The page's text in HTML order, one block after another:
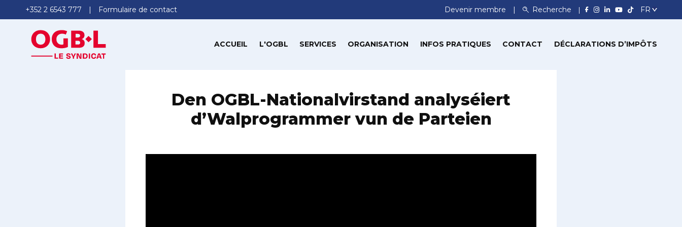
+352 2 6543 777 Formulaire de contact Devenir membre Recherche
ACCUEIL L'OGBL SERVICES ORGANISATION INFOS PRATIQUES CONTACT DÉCLARATIONS D’IMPÔTS
Den OGBL-Nationalvirstand analyséiert
d’Walprogrammer vun de Parteien